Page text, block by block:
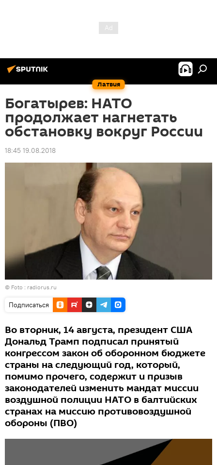
Латвия
Богатырев: НАТО
продолжает нагнетать
обстановку вокруг России
18:45 19.08.2018
© Foto : radiorus.ru
Подписаться
Во вторник, 14 августа, президент США
Дональд Трамп подписал принятый
конгрессом закон об оборонном бюджете
страны на следующий год, который,
помимо прочего, содержит и призыв
законодателей изменить мандат миссии
воздушной полиции НАТО в балтийских
странах на миссию противовоздушной
обороны (ПВО)